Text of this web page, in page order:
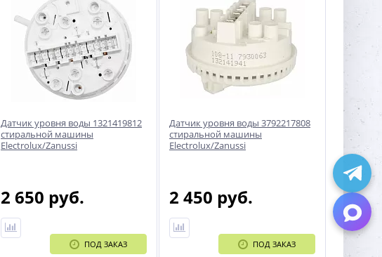
Датчик уровня воды 1321419812
стиральной машины
Electrolux/Zanussi
2 650 руб.
ПОД ЗАКАЗ
Датчик уровня воды 3792217808
стиральной машины
Electrolux/Zanussi
2 450 руб.
ПОД ЗАКАЗ